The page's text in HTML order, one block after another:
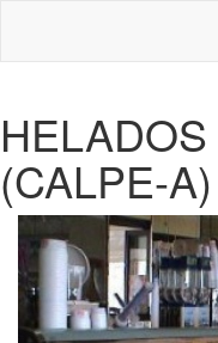
(CALPE-A)